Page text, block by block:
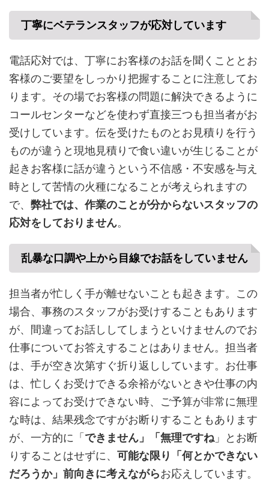
丁寧にベテランスタッフが応対しています
電話応対では、丁寧にお客様のお話を聞くこととお
客様のご要望をしっかり把握することに注意してお
ります。その場でお客様の問題に解決できるように
コールセンターなどを使わず直接三つも担当者がお
受けしています。伝を受けたものとお見積りを行う
ものが違うと現地見積りで食い違いが生じることが
起きお客様に話が違うという不信感・不安感を与え
時として苦情の火種になることが考えられますの
で、 弊社では、作業のことが分からないスタッフの
応対をしておりません。
乱暴な口調や上から目線でお話をしていません
担当者が忙しく手が離せないことも起きます。この
場合、事務のスタッフがお受けすることもあります
が、間違ってお話ししてしまうといけませんのでお
仕事についてお答えすることはありません。担当者
は、手が空き次第すぐ折り返ししています。お仕事
は、忙しくお受けできる余裕がないときや仕事の内
容によってお受けできない時、ご予算が非常に無理
な時は、結果残念ですがお断りすることもあります
が、一方的に「 できません」「無理ですね 」とお断
りすることはせずに、 可能な限り「何とかできない
だろうか」前向きに考えながらお応えしています。